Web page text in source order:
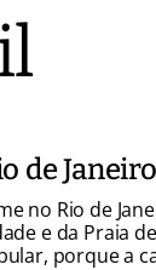
de Janeiro
no Rio de
e da Praia
porque a